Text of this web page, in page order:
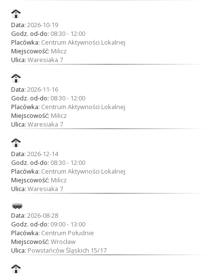
Kontakt
BIP
RODO
Data: 2026-10-19
Godz. od-do: 08:30 - 12:00
Placówka: Centrum Aktywności Lokalnej
Miejscowość: Milicz
Ulica: Waresiaka 7
Data: 2026-11-16
Godz. od-do: 08:30 - 12:00
Placówka: Centrum Aktywności Lokalnej
Miejscowość: Milicz
Ulica: Waresiaka 7
Data: 2026-12-14
Godz. od-do: 08:30 - 12:00
Placówka: Centrum Aktywności Lokalnej
Miejscowość: Milicz
Ulica: Waresiaka 7
Data: 2026-08-28
Godz. od-do: 09:00 - 13:00
Placówka: Centrum Południe
Miejscowość: Wrocław
Ulica: Powstańców Śląskich 15/17